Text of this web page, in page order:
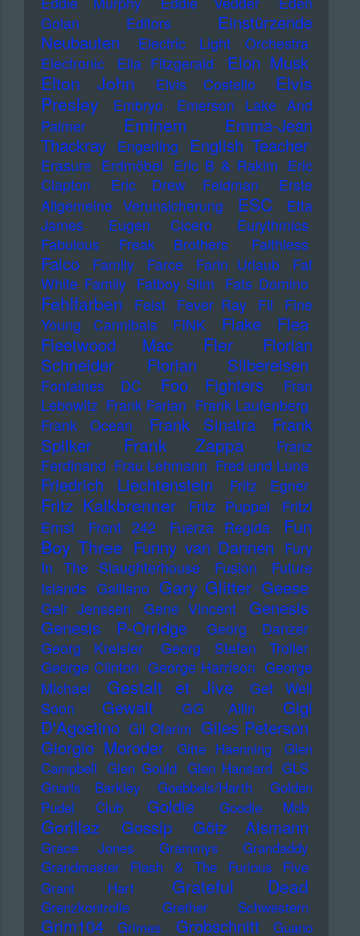
Golan
Editors
Einstürzende
Neubauten
Electric Light Orchestra
Electronic
Ella Fitzgerald Elon Musk
Elton John Elvis Costello
Elvis
Presley
Embryo
Emerson Lake And
Palmer
Eminem
Emma-Jean
Thackray
Engerling English Teacher
Erasure Erdmöbel Eric B & Rakim Eric
Clapton
Eric Drew Feldman
Erste
Allgemeine Verunsicherung
ESC
Etta
James
Eugen Cicero
Eurythmics
Fabulous Freak Brothers
Faithless
Falco Family Farce Farin Urlaub
Fat
White Family Fatboy Slim Fats Domino
Fehlfarben Feist Fever Ray Fil
Fine
Young Cannibals
FINK Flake
Flea
Fleetwood Mac
Fler
Florian
Schneider
Florian Silbereisen
Fontaines DC Foo Fighters
Fran
Lebowitz Frank Farian Frank Laufenberg
Frank Ocean
Frank Sinatra
Frank
Spilker
Frank Zappa
Franz
Ferdinand Frau Lehmann Fred und Luna
Friedrich Liechtenstein Fritz Egner
Fritz Kalkbrenner Fritz Puppel
Fritzi
Ernst
Front 242 Fuerza Regida
Fun
Boy Three Funny van Dannen Fury
In The Slaughterhouse
Fusion
Future
Islands Galliano Gary Glitter Geese
Geir Jenssen Gene Vincent
Genesis
Genesis P-Orridge
Georg Danzer
Georg Kreisler
Georg Stefan Troller
George Clinton George Harrison George
Michael
Gestalt et Jive
Get Well
Soon
Gewalt GG Allin
Gigi
D'Agostino Gil Ofarim Giles Peterson
Giorgio Moroder
Gitte Haenning
Glen
Campbell Glen Gould Glen Hansard GLS
Gnarls Barkley
Goebbels/Harth
Golden
Pudel Club
Goldie Goodie Mob
Gorillaz Gossip Götz Alsmann
Grace Jones Grammys
Grandaddy
Grandmaster Flash & The Furious Five
Grant Hart
Grateful Dead
Grenzkontrolle Grether Schwestern
Grim104 Grimes Grobschnitt
Guano